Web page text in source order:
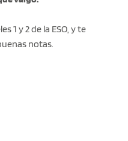
1 y 2 de la ESO, y te
notas.